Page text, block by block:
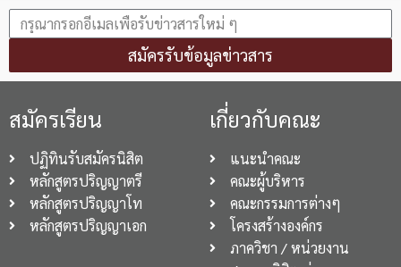
สมัครรับข้อมูลข่าวสาร
สมัครเรียน
ปฏิทินรับสมัครนิสิต
หลักสูตรปริญญาตรี
หลักสูตรปริญญาโท
หลักสูตรปริญญาเอก
เกี่ยวกับคณะ
แนะนำคณะ
คณะผู้บริหาร
คณะกรรมการต่างๆ
โครงสร้างองค์กร
ภาควิชา / หน่วยงาน